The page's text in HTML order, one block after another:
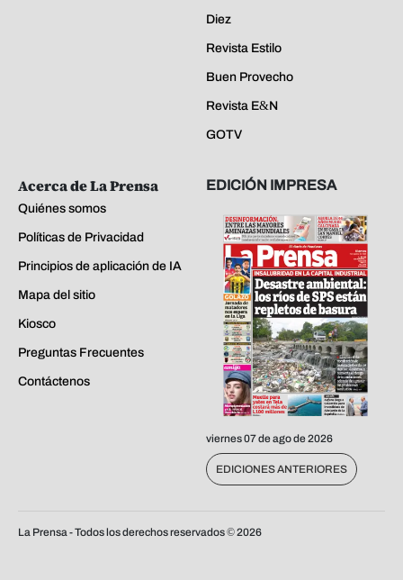
Diez
Revista Estilo
Buen Provecho
Revista E&N
GOTV
Acerca de La Prensa
Quiénes somos
Políticas de Privacidad
Principios de aplicación de IA
Mapa del sitio
Kiosco
Preguntas Frecuentes
Contáctenos
EDICIÓN IMPRESA
viernes 07 de ago de 2026
EDICIONES ANTERIORES
La Prensa - Todos los derechos reservados ©2026